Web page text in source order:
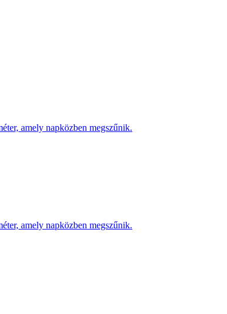
amely napközben megszűnik.
amely napközben megszűnik.